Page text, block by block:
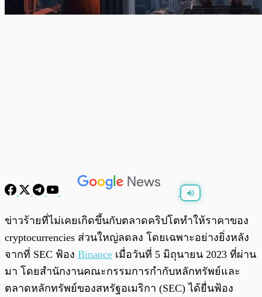
พร้อมเล่น 0:00
ข่าวร้ายที่ไม่เคยเกิดขึ้นกับตลาดคริปโตทำให้ราคาของ
cryptocurrencies ส่วนใหญ่ลดลง โดยเฉพาะอย่างยิ่งหลัง
จากที่ SEC ฟ้อง Binance เมื่อวันที่ 5 มิถุนายน 2023 ที่ผ่าน
มา โดยสำนักงานคณะกรรมการกำกับหลักทรัพย์และ
ตลาดหลักทรัพย์ของสหรัฐอเมริกา (SEC) ได้ยื่นฟ้อง